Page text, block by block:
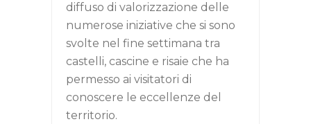
diffuso di valorizzazione delle
numerose iniziative che si sono
svolte nel fine settimana tra
castelli, cascine e risaie che ha
permesso ai visitatori di
conoscere le eccellenze del
territorio.